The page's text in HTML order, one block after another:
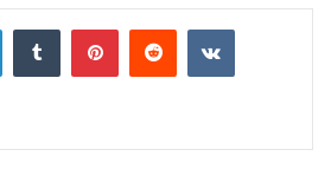
LinkedIn